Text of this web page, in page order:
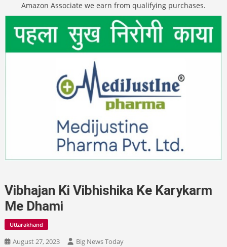
Amazon Associate we earn from qualifying purchases.
Vibhajan Ki Vibhishika Ke Karykarm
Me Dhami
Uttarakhand
August 27, 2023 Big News Today